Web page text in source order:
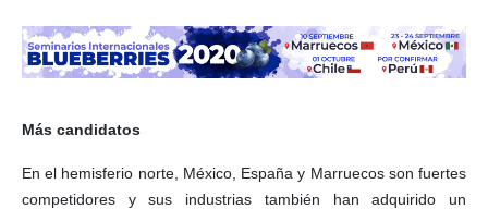
Más candidatos
En el hemisferio norte, México, España y Marruecos son fuertes
competidores y sus industrias también han adquirido un